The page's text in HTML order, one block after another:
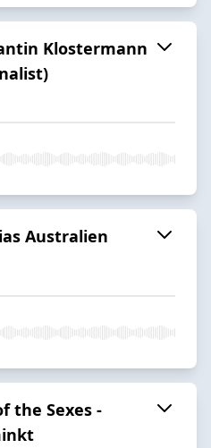
Klostermann
Australien
the Sexes -